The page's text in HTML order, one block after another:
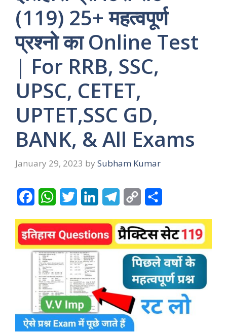
(119) 25+ महत्वपूर्ण
प्रश्नो का Online Test
| For RRB, SSC,
UPSC, CETET,
UPTET,SSC GD,
BANK, & All Exams
January 29, 2023 by Subham Kumar
c
e
b
o
o
k
W
a
t
s
A
p
p
i
t
t
e
r
n
k
I
n
l
e
r
m
p
y
L
i
n
a
r
e